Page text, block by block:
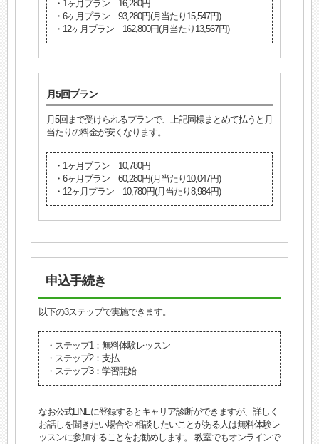
・1ヶ月プラン 16,280円
・6ヶ月プラン 93,280円(月当たり15,547円)
・12ヶ月プラン 162,800円(月当たり13,567円)
月5回プラン
月5回まで受けられるプランで、上記同様まとめて払うと月
当たりの料金が安くなります。
・1ヶ月プラン 10,780円
・6ヶ月プラン 60,280円(月当たり10,047円)
・12ヶ月プラン 10,780円(月当たり8,984円)
申込手続き
以下の3ステップで実施できます。
・ステップ1：無料体験レッスン
・ステップ2：支払
・ステップ3：学習開始
なお公式LINEに登録するとキャリア診断ができますが、詳しく
お話しを聞きたい場合や 相談したいことがある人は無料体験レ
ッスンに参加することをお勧めします。 教室でもオンラインで